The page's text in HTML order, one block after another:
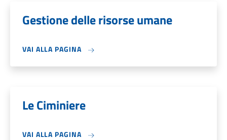
Gestione delle risorse umane
VAI ALLA PAGINA
Le Ciminiere
VAI ALLA PAGINA